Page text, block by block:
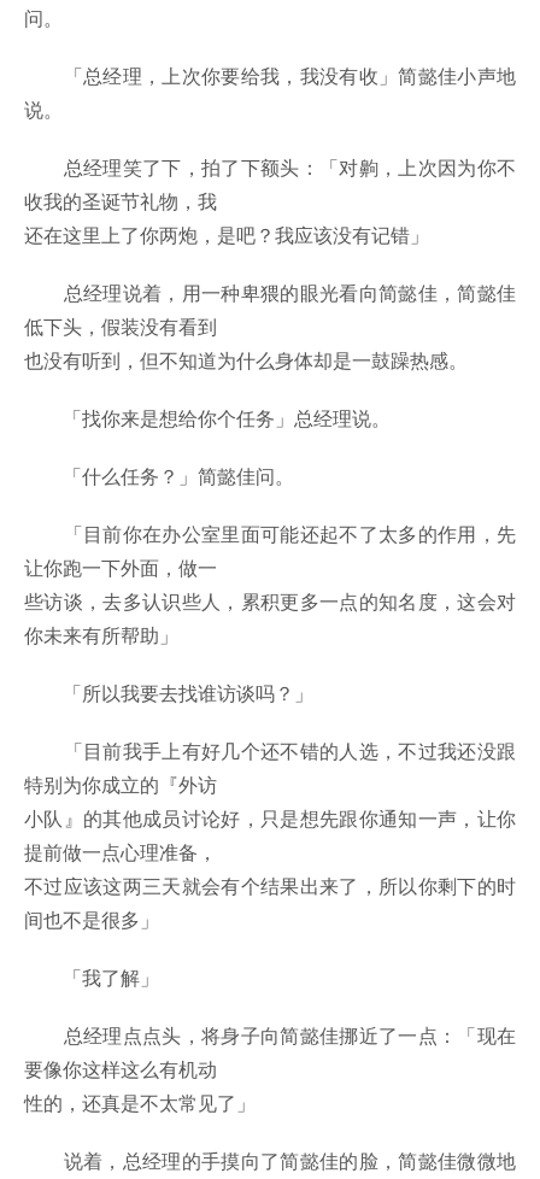
问。
「总经理，上次你要给我，我没有收」简懿佳小声地
说。
总经理笑了下，拍了下额头：「对齁，上次因为你不
收我的圣诞节礼物，我
还在这里上了你两炮，是吧？我应该没有记错」
总经理说着，用一种卑猥的眼光看向简懿佳，简懿佳
低下头，假装没有看到
也没有听到，但不知道为什么身体却是一鼓躁热感。
「找你来是想给你个任务」总经理说。
「什么任务？」简懿佳问。
「目前你在办公室里面可能还起不了太多的作用，先
让你跑一下外面，做一
些访谈，去多认识些人，累积更多一点的知名度，这会对
你未来有所帮助」
「所以我要去找谁访谈吗？」
「目前我手上有好几个还不错的人选，不过我还没跟
特别为你成立的『外访
小队』的其他成员讨论好，只是想先跟你通知一声，让你
提前做一点心理准备，
不过应该这两三天就会有个结果出来了，所以你剩下的时
间也不是很多」
「我了解」
总经理点点头，将身子向简懿佳挪近了一点：「现在
要像你这样这么有机动
性的，还真是不太常见了」
说着，总经理的手摸向了简懿佳的脸，简懿佳微微地